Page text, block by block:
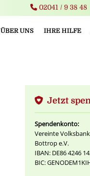
02041 / 9 38 48
ÜBER UNS IHRE HILFE
Jetzt
Spendenkonto:
Vereinte
Bottrop e.V.
IBAN: DE86 4246
BIC: